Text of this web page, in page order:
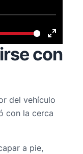
con
del vehículo
con la cerca
a pie,